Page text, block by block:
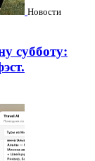
Новости
субботу: